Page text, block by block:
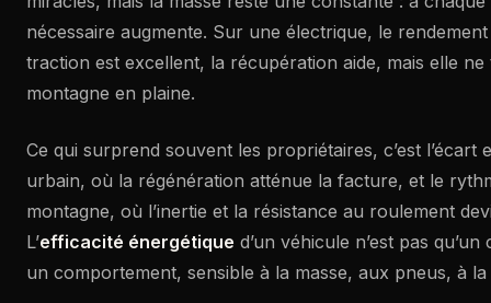
nécessaire augmente. Sur une électrique, le
traction est excellent, la récupération aide, mais elle
montagne en plaine.
Ce qui surprend souvent les propriétaires, c’est l’écart
urbain, où la régénération atténue la facture, et le
montagne, où l’inertie et la résistance au roulement
L’efficacité énergétique d’un véhicule n’est pas
un comportement, sensible à la masse, aux pneus, à